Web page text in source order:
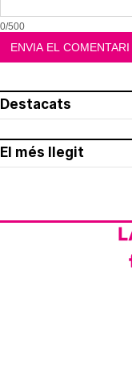
0/500
Destacats
El més llegit